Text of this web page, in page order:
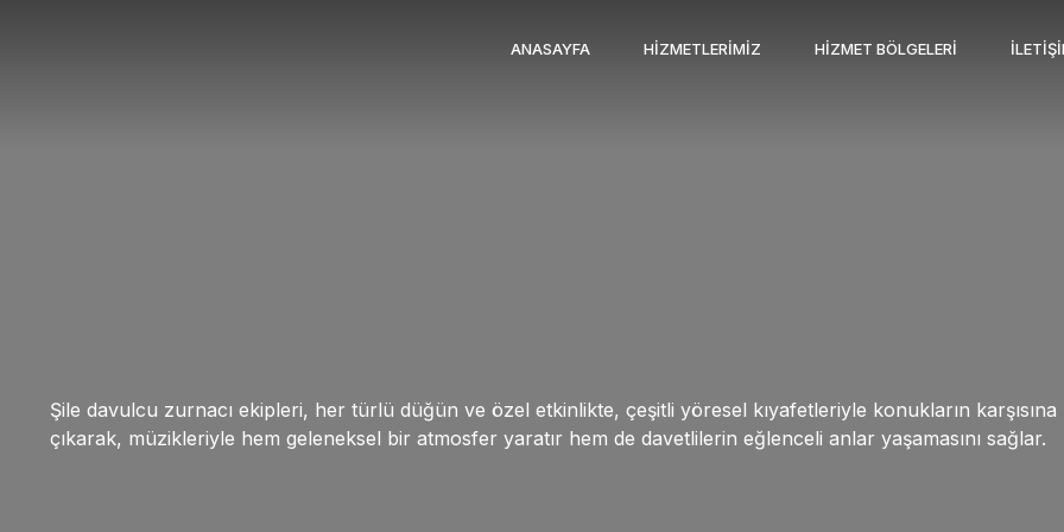
ANASAYFA HIZMETLERIMIZ HIZMET BÖLGELERI
Şile davulcu zurnacı ekipleri, her türlü düğün ve özel etkinlikte, çeşitli yöresel kıyafetleriyle konukların karşısına
çıkarak, müzikleriyle hem geleneksel bir atmosfer yaratır hem de davetlilerin eğlenceli anlar yaşamasını sağlar.